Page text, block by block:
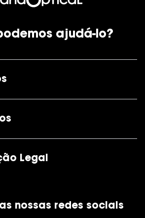
ajudá-lo?
Legal
Cookies
nossas redes sociais